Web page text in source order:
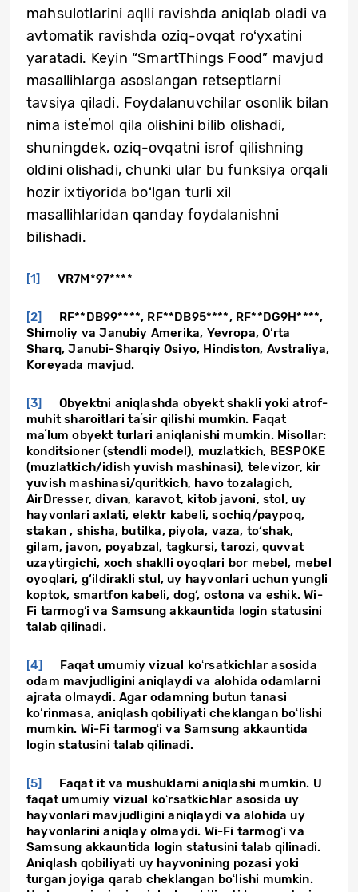
mahsulotlarini aqlli ravishda aniqlab oladi va
avtomatik ravishda oziq-ovqat roʻyxatini
yaratadi. Keyin “SmartThings Food” mavjud
masallihlarga asoslangan retseptlarni
tavsiya qiladi. Foydalanuvchilar osonlik bilan
nima isteʼmol qila olishini bilib olishadi,
shuningdek, oziq-ovqatni isrof qilishning
oldini olishadi, chunki ular bu funksiya orqali
hozir ixtiyorida boʻlgan turli xil
masallihlaridan qanday foydalanishni
bilishadi.
[1] VR7M*97****
[2]
RF**DB99****, RF**DB95****, RF**DG9H****,
Shimoliy va Janubiy Amerika, Yevropa, Oʻrta
Sharq, Janubi-Sharqiy Osiyo, Hindiston, Avstraliya,
Koreyada mavjud.
[3]
Obyektni aniqlashda obyekt shakli yoki atrof-
muhit sharoitlari taʼsir qilishi mumkin. Faqat
maʼlum obyekt turlari aniqlanishi mumkin. Misollar:
konditsioner (stendli model), muzlatkich, BESPOKE
(muzlatkich/idish yuvish mashinasi), televizor, kir
yuvish mashinasi/quritkich, havo tozalagich,
AirDresser, divan, karavot, kitob javoni, stol, uy
hayvonlari axlati, elektr kabeli, sochiq/paypoq,
stakan , shisha, butilka, piyola, vaza, to‘shak,
gilam, javon, poyabzal, tagkursi, tarozi, quvvat
uzaytirgichi, xoch shaklli oyoqlari bor mebel, mebel
oyoqlari, g‘ildirakli stul, uy hayvonlari uchun yungli
koptok, smartfon kabeli, dog‘, ostona va eshik. Wi-
Fi tarmogʻi va Samsung akkauntida login statusini
talab qilinadi.
[4]
Faqat umumiy vizual koʻrsatkichlar asosida
odam mavjudligini aniqlaydi va alohida odamlarni
ajrata olmaydi. Agar odamning butun tanasi
koʻrinmasa, aniqlash qobiliyati cheklangan boʻlishi
mumkin. Wi-Fi tarmogʻi va Samsung akkauntida
login statusini talab qilinadi.
[5]
Faqat it va mushuklarni aniqlashi mumkin. U
faqat umumiy vizual koʻrsatkichlar asosida uy
hayvonlari mavjudligini aniqlaydi va alohida uy
hayvonlarini aniqlay olmaydi. Wi-Fi tarmogʻi va
Samsung akkauntida login statusini talab qilinadi.
Aniqlash qobiliyati uy hayvonining pozasi yoki
turgan joyiga qarab cheklangan boʻlishi mumkin.